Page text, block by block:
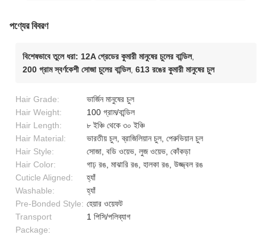
পণ্যের বিবরণ
বিশেষভাবে তুলে ধরা: 12A গ্রেডের কুমারী মানুষের চুলের বান্ডিল,
200 গ্রাম স্বর্ণকেশী সোজা চুলের বান্ডিল, 613 রঙের কুমারী মানুষের চুল
Hair Grade:
ভার্জিন মানুষের চুল
Hair Weight:
100 গ্রাম/বান্ডিল
Hair Length:
৮ ইঞ্চি থেকে ৩০ ইঞ্চি
Hair Material:
ভারতীয় চুল, ব্রাজিলিয়ান চুল, পেরুভিয়ান চুল
Hair Style:
সোজা, বডি ওয়েভ, লুজ ওয়েভ, কোঁকড়া
Hair Color:
গাঢ় রঙ, মাঝারি রঙ, হালকা রঙ, উজ্জ্বল রঙ
Cuticle Aligned:
হ্যাঁ
Washable:
হ্যাঁ
Pre-Bonded Style: হেয়ার ওয়েফট
Transport
Package:
1 পিসি/পলিব্যাগ